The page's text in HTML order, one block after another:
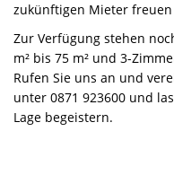
zukünftigen Mieter
Zur Verfügung stehen
m² bis 75 m² und 3-
Rufen Sie uns an und
unter 0871 923600 und
Lage begeistern.